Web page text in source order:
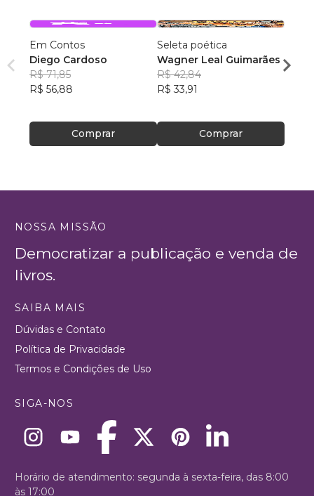
Em Contos
Diego Cardoso
R$ 71,85
R$ 56,88
Comprar
Seleta poética
Wagner Leal Guimarães
R$ 42,84
R$ 33,91
Comprar
ainda
Carla
NOSSA MISSÃO
Democratizar a publicação e venda de
livros.
SAIBA MAIS
Dúvidas e Contato
Política de Privacidade
Termos e Condições de Uso
SIGA-NOS
Horário de atendimento: segunda à sexta-feira, das 8:00
às 17:00